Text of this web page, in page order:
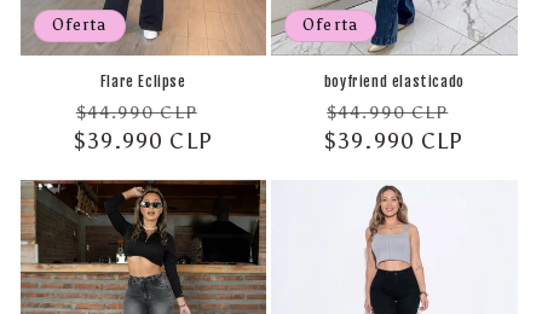
Oferta
Flare Eclipse
Precio
habitual
$44.990 CLP
de
$39.990 CLP
Oferta
boyfriend elasticado
Precio
habitual
$44.990 CLP
$39.990 CLP